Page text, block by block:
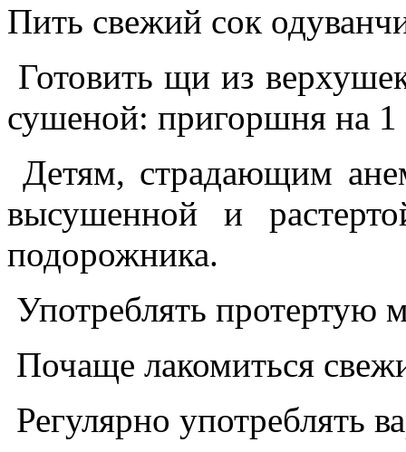
Пить свежий сок
Готовить щи из
сушеной: пригоршня на
Детям, страдающим
высушенной и
подорожника.
Употреблять протертую
Почаще лакомиться
Регулярно употреблять